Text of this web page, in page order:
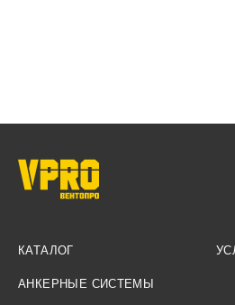
КАТАЛОГ
АНКЕРНЫЕ СИСТЕМЫ